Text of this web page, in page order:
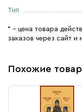
Тип
* – цена товара
заказов через сайт и
Похожие